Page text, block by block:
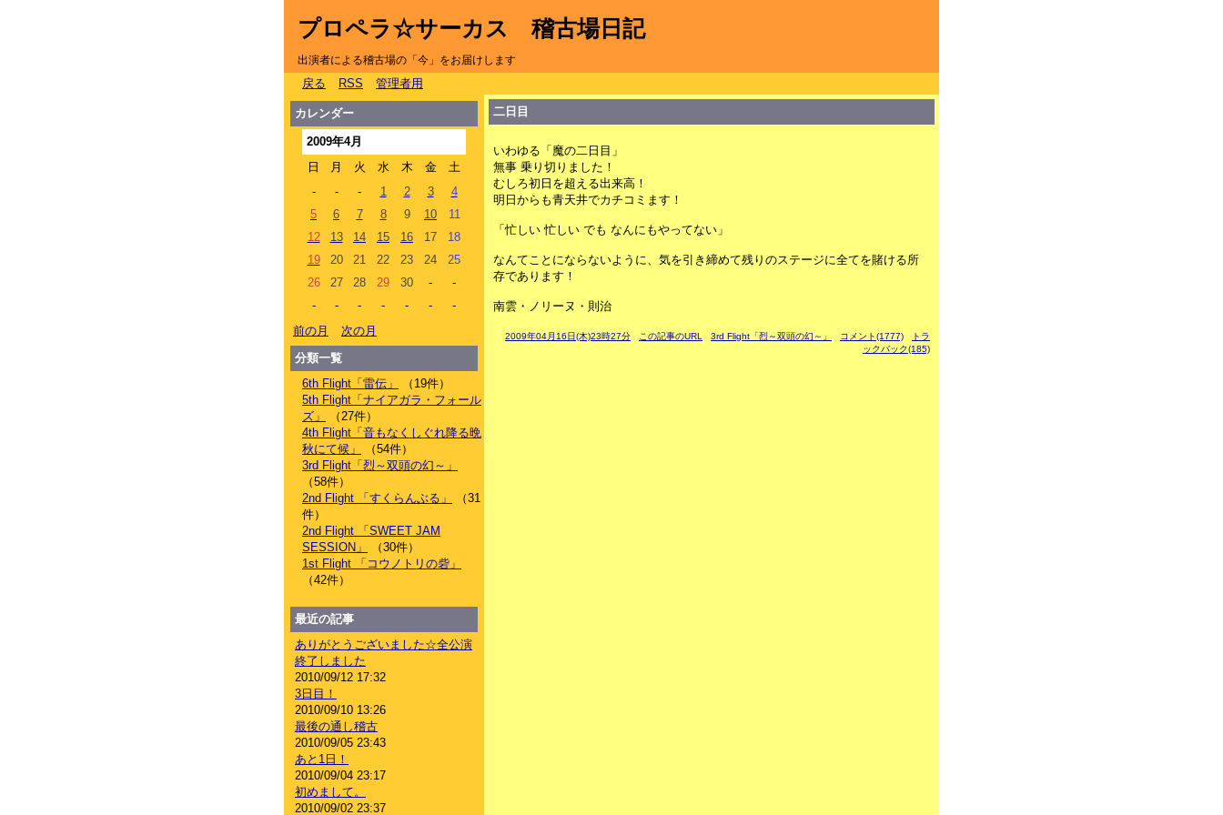
プロペラ☆サーカス 稽古場日記
出演者による稽古場の「今」をお届けします
戻る RSS 管理者用
二日目
いわゆる「魔の二日目」
無事 乗り切りました！
むしろ初日を超える出来高！
明日からも青天井でカチコミます！
「忙しい 忙しい でも なんにもやってない」
なんてことにならないように、気を引き締めて残りのステージに全てを賭ける所
存であります！
南雲・ノリーヌ・則治
2009年04月16日(木)23時27分 この記事のURL 3rd Flight「烈～双頭の幻～」 コメント(1777)
トラ
ックバック(185)
カレンダー
2009年4月
日
月 火 水 木 金
土
-
- - 1 2 3
4
5
6 7 8 9 10
11
12
13 14 15 16 17
18
19
20 21 22 23 24
25
26
27 28 29 30 -
-
-
- - - - -
-
前の月
次の月
分類一覧
6th Flight「雷伝」
（19件）
5th Flight「ナイアガラ・フォール
ズ」
（27件）
4th Flight「音もなくしぐれ降る晩
秋にて候」
（54件）
3rd Flight「烈～双頭の幻～」
（58件）
2nd Flight 「すくらんぶる」
（31
件）
2nd Flight 「SWEET JAM
SESSION」
（30件）
1st Flight 「コウノトリの砦」
（42件）
最近の記事
ありがとうございました☆全公演
終了しました
2010/09/12 17:32
3日目！
2010/09/10 13:26
最後の通し稽古
2010/09/05 23:43
あと1日！
2010/09/04 23:17
初めまして。
2010/09/02 23:37